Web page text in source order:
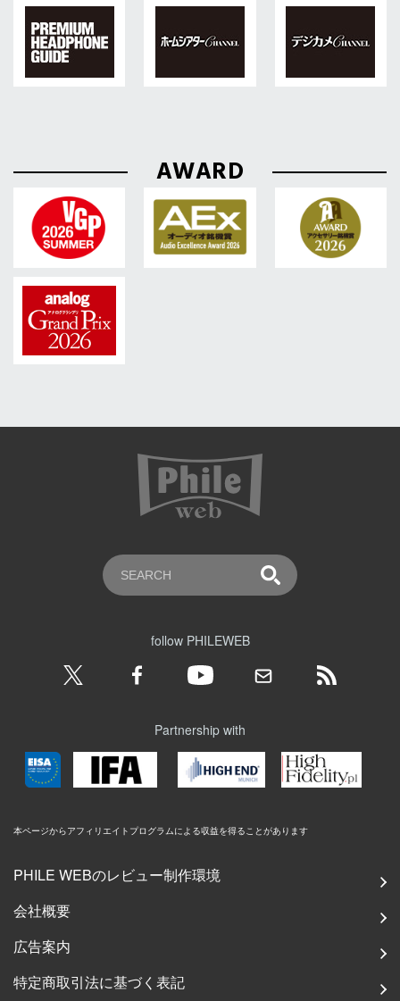
AWARD
follow PHILEWEB
Partnership with
本ページからアフィリエイトプログラムによる収益を得ることがあります
PHILE WEBのレビュー制作環境
会社概要
広告案内
特定商取引法に基づく表記